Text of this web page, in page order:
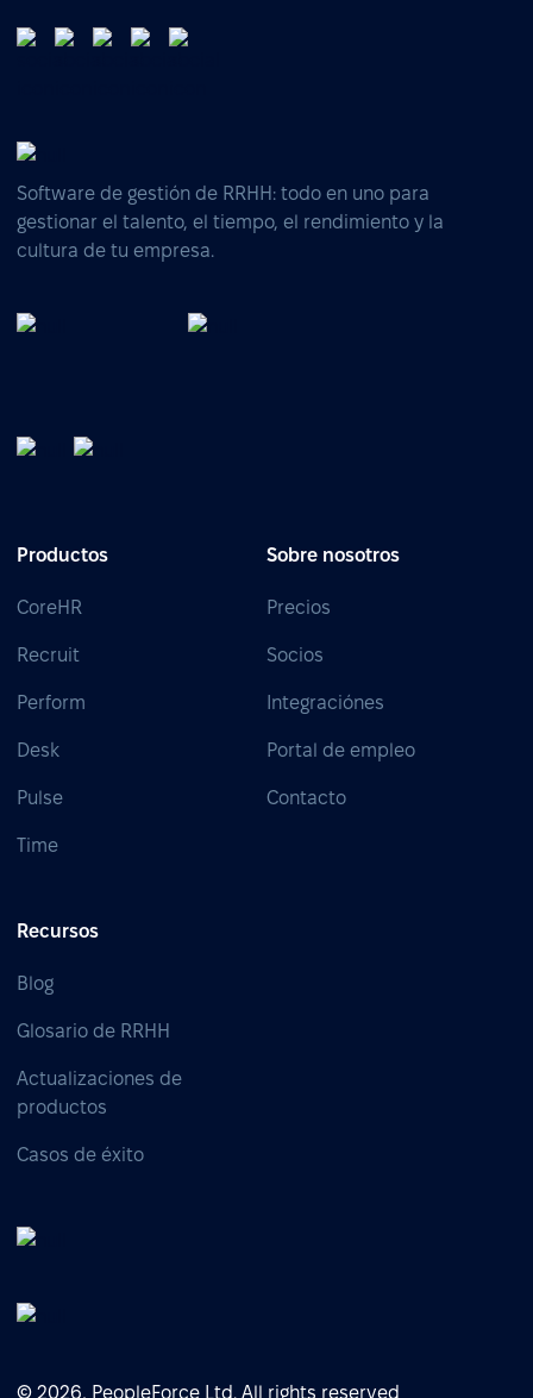
Software de gestión de RRHH: todo en uno para
gestionar el talento, el tiempo, el rendimiento y la
cultura de tu empresa.
Productos
CoreHR
Recruit
Perform
Desk
Pulse
Time
Sobre nosotros
Precios
Socios
Integraciónes
Portal de empleo
Contacto
Recursos
Blog
Glosario de RRHH
Actualizaciones de
productos
Casos de éxito
© 2026, PeopleForce Ltd. All rights reserved